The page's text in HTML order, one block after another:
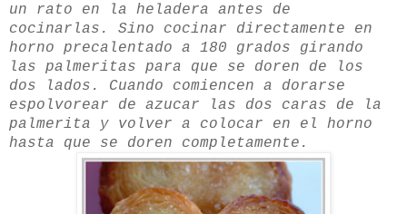
un rato en la heladera antes de
cocinarlas. Sino cocinar directamente en
horno precalentado a 180 grados girando
las palmeritas para que se doren de los
dos lados. Cuando comiencen a dorarse
espolvorear de azucar las dos caras de la
palmerita y volver a colocar en el horno
hasta que se doren completamente.